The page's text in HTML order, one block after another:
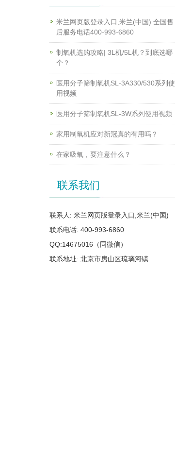
米兰网页版登录入口,米兰(中国) 全国售
后服务电话400-993-6860
制氧机选购攻略| 3L机/5L机？到底选哪
个？
医用分子筛制氧机SL-3A330/530系列使
用视频
医用分子筛制氧机SL-3W系列使用视频
家用制氧机应对新冠真的有用吗？
在家吸氧，要注意什么？
联系我们
联系人: 米兰网页版登录入口,米兰(中国)
联系电话: 400-993-6860
QQ:14675016（同微信）
联系地址: 北京市房山区琉璃河镇